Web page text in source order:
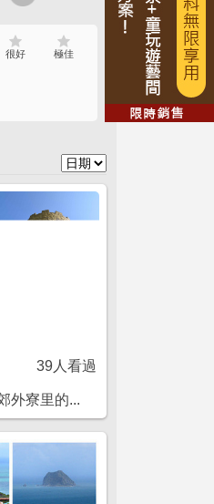
很好 極佳
39人看過
外寮里的...